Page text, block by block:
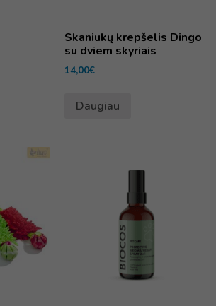
Skaniukų krepšelis Dingo
su dviem skyriais
14,00€
Daugiau